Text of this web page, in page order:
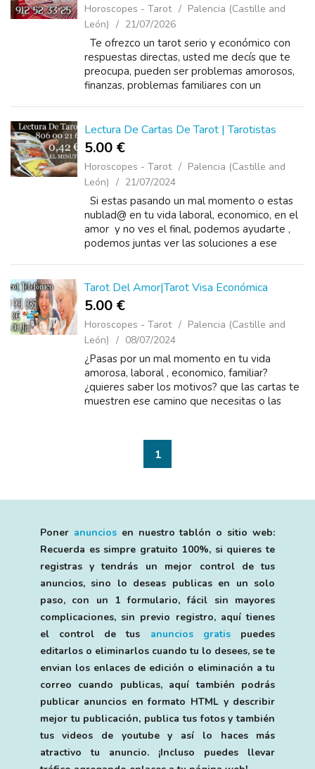
Horoscopes - Tarot
Palencia (Castille and
León)
21/07/2026
Te ofrezco un tarot serio y económico con
respuestas directas, usted me decís que te
preocupa, pueden ser problemas amorosos,
finanzas, problemas familiares con un
Lectura De Cartas De Tarot | Tarotistas
5.00 €
Horoscopes - Tarot
Palencia (Castille and
León)
21/07/2024
Si estas pasando un mal momento o estas
nublad@ en tu vida laboral, economico, en el
amor y no ves el final, podemos ayudarte ,
podemos juntas ver las soluciones a ese
Tarot Del Amor|Tarot Visa Económica
5.00 €
Horoscopes - Tarot
Palencia (Castille and
León)
08/07/2024
¿Pasas por un mal momento en tu vida
amorosa, laboral , economico, familiar?
¿quieres saber los motivos? que las cartas te
muestren ese camino que necesitas o las
1
Poner anunciosen nuestro tablón o sitio web:
Recuerda es simpre gratuito 100%, si quieres te
registras y tendrás un mejor control de tus
anuncios, sino lo deseas publicas en un solo
paso, con un 1 formulario, fácil sin mayores
complicaciones, sin previo registro, aquí tienes
el control de tus anuncios gratispuedes
editarlos o eliminarlos cuando tu lo desees, se te
envian los enlaces de edición o eliminación a tu
correo cuando publicas, aquí también podrás
publicar anuncios en formato HTML y describir
mejor tu publicación, publica tus fotos y también
tus videos de youtube y así lo haces más
atractivo tu anuncio. ¡Incluso puedes llevar